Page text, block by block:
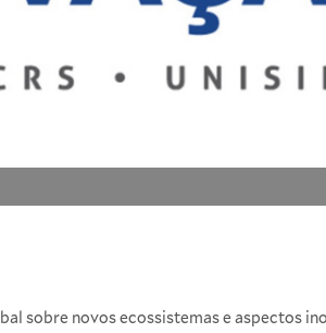
sobre novos ecossistemas e aspectos